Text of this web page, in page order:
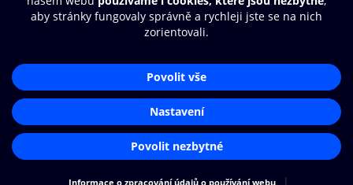
© O2 Czech Republic a.s.
Přístupnost
Zásady zpracování osobních údajů
Nastavení cookies
Aplikace O2 Knihovna
Čti a poslouchej své e-knihy a
audioknihy rychleji a pohodlněji.